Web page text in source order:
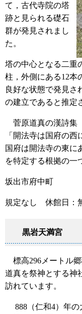
て，古代寺院の塔
跡と見られる礎石
群が発見されまし
た。
塔の中心となる二重
柱，外側にある12本
良好な状態で発見さ
の建立であると推定
菅原道真の漢詩集
「開法寺は国府の西
国府は開法寺の東に
を特定する根拠の一
坂出市府中町
規定なし 休館日：
黒岩天満宮
標高296メートル
道真を祭神とする神
訪れています。
888（仁和4）年の